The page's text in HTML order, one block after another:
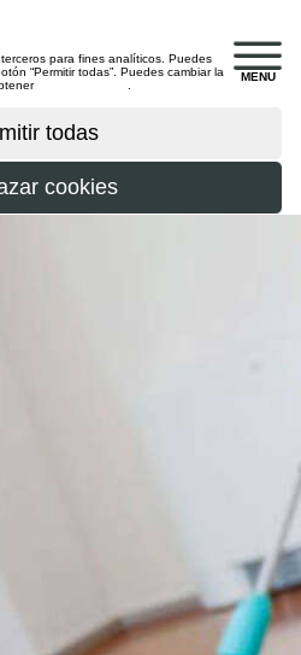
MENU
para fines analíticos. Puedes
“Permitir todas”. Puedes cambiar la